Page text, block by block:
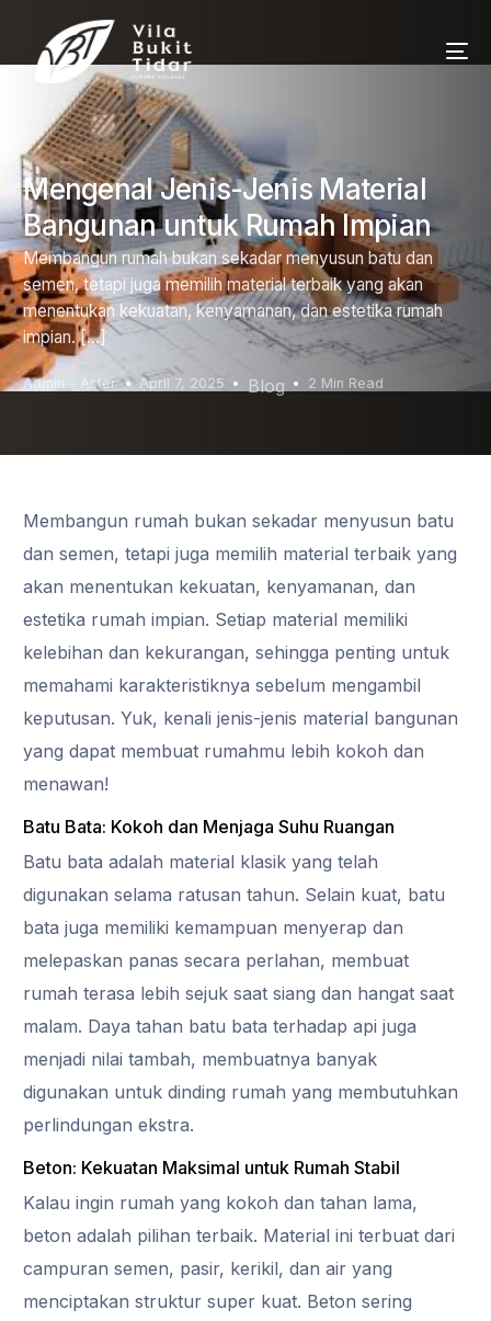
Mengenal Jenis-Jenis Material
Bangunan untuk Rumah Impian
Membangun rumah bukan sekadar menyusun batu dan
semen, tetapi juga memilih material terbaik yang akan
menentukan kekuatan, kenyamanan, dan estetika rumah
impian. […]
Admin - Aster April 7, 2025 Blog 2 Min Read
Membangun rumah bukan sekadar menyusun batu
dan semen, tetapi juga memilih material terbaik yang
akan menentukan kekuatan, kenyamanan, dan
estetika rumah impian. Setiap material memiliki
kelebihan dan kekurangan, sehingga penting untuk
memahami karakteristiknya sebelum mengambil
keputusan. Yuk, kenali jenis-jenis material bangunan
yang dapat membuat rumahmu lebih kokoh dan
menawan!
Batu Bata: Kokoh dan Menjaga Suhu Ruangan
Batu bata adalah material klasik yang telah
digunakan selama ratusan tahun. Selain kuat, batu
bata juga memiliki kemampuan menyerap dan
melepaskan panas secara perlahan, membuat
rumah terasa lebih sejuk saat siang dan hangat saat
malam. Daya tahan batu bata terhadap api juga
menjadi nilai tambah, membuatnya banyak
digunakan untuk dinding rumah yang membutuhkan
perlindungan ekstra.
Beton: Kekuatan Maksimal untuk Rumah Stabil
Kalau ingin rumah yang kokoh dan tahan lama,
beton adalah pilihan terbaik. Material ini terbuat dari
campuran semen, pasir, kerikil, dan air yang
menciptakan struktur super kuat. Beton sering